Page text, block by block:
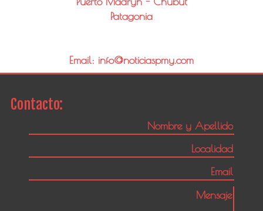
Patagonia
Email: info@noticiaspmy.com
Contacto: